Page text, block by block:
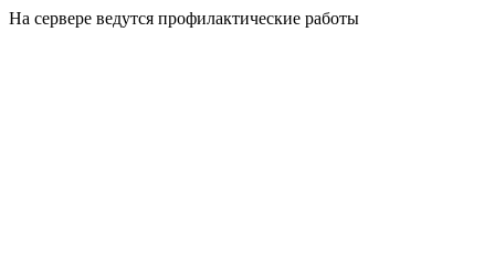
На сервере ведутся профилактические работы